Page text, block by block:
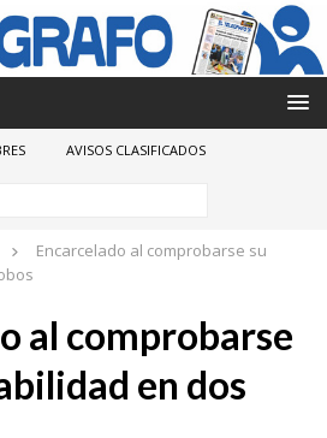
AVISOS CLASIFICADOS
Encarcelado al comprobarse su
al comprobarse
en dos